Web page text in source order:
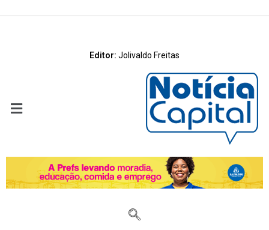
Editor: Jolivaldo Freitas